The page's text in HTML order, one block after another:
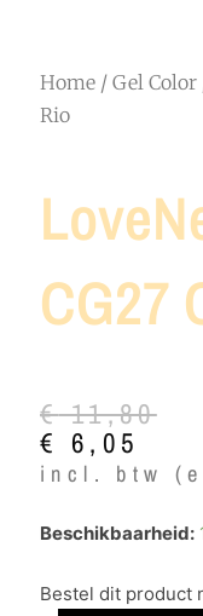
Home / Gel Color
Rio
CG27
€11,80
prijs
was:
€ 6,05
Huidige
prijs
is:
incl. btw
Beschikbaarheid:
Bestel dit product
LoveNess
Gel